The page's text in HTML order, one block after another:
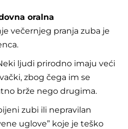
oralna
večernjeg pranja zuba je
ljudi prirodno imaju veći
zbog čega im se
brže nego drugima.
zubi ili nepravilan
uglove” koje je teško